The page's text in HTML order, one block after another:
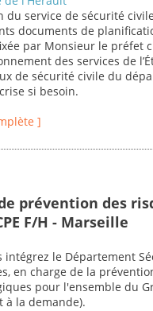
du service de sécurité
documents de
par Monsieur le préfet
des services de
de sécurité civile du
si besoin.
]
prévention des
F/H - Marseille
le Département
en charge de la
pour l'ensemble du
à la demande).